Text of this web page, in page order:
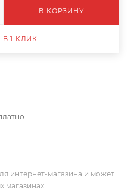
В КОРЗИНУ
В 1 КЛИК
интернет-магазина и может
магазинах